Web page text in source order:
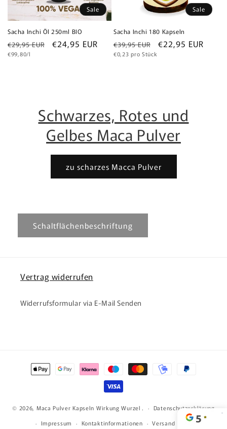
Sale
Sacha Inchi Öl 250ml BIO
Normaler
Preis
€29,95 EUR Verkaufspreis
€24,95 EUR
Grundpreis
€99,80/l
Sale
Sacha Inchi 180 Kapseln
Normaler
Preis
€39,95 EUR Verkaufspreis
€22,95 EUR
Grundpreis
€0,23 pro Stück
Schwarzes, Rotes und
Gelbes Maca Pulver
zu scharzes Macca Pulver
Schaltflächenbeschriftung
Vertrag widerrufen
Widerrufsformular via E-Mail Senden
Zahlungsmethoden
© 2026, Maca Pulver Kapseln Wirkung Wurzel .
Datenschutzerklärung
Impressum
Kontaktinformationen Versand AGB